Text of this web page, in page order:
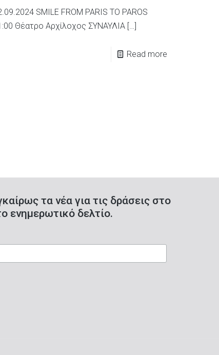
SMILE FROM PARIS TO PAROS
Θέατρο Αρχίλοχος ΣΥΝΑΥΛΙΑ […]
Read more
τα νέα για τις δράσεις στο
ενημερωτικό δελτίο.